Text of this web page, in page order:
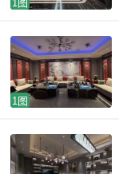
1图
1图